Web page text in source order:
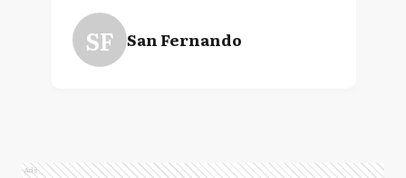
SF San Fernando
Ads